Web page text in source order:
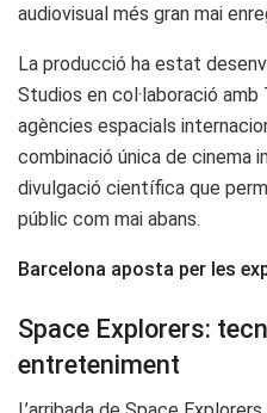
audiovisual més gran mai
La producció ha estat
Studios en col·laboració
agències espacials
combinació única de cinema
divulgació científica que
públic com mai abans.
Barcelona aposta per les
Space Explorers:
entreteniment